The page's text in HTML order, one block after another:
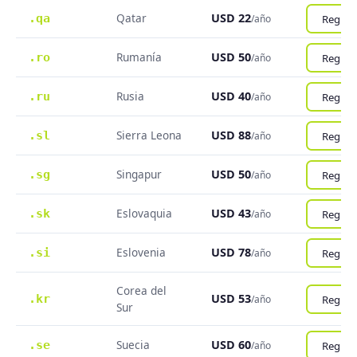
.qa Qatar USD 22/año
.ro Rumanía USD 50/año
.ru Rusia USD 40/año
.sl Sierra Leona USD 88/año
.sg Singapur USD 50/año
.sk Eslovaquia USD 43/año
.si Eslovenia USD 78/año
.kr
Corea del
Sur
USD 53/año
.se Suecia USD 60/año